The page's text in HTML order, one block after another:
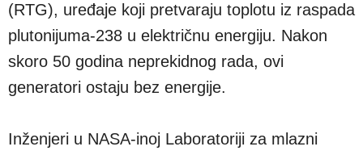
(RTG), uređaje koji pretvaraju toplotu iz raspada
plutonijuma-238 u električnu energiju. Nakon
skoro 50 godina neprekidnog rada, ovi
generatori ostaju bez energije.
Inženjeri u NASA-inoj Laboratoriji za mlazni